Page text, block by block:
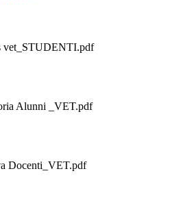
vet_STUDENTI.pdf
Alunni _VET.pdf
Docenti_VET.pdf